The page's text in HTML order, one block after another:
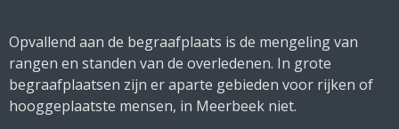
Opvallend aan de begraafplaats is de mengeling van
rangen en standen van de overledenen. In grote
begraafplaatsen zijn er aparte gebieden voor rijken of
hooggeplaatste mensen, in Meerbeek niet.